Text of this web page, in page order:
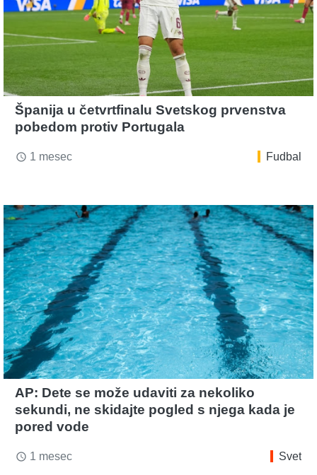
Španija u četvrtfinalu Svetskog prvenstva
pobedom protiv Portugala
access_time 1 mesec Fudbal
AP: Dete se može udaviti za nekoliko
sekundi, ne skidajte pogled s njega kada je
pored vode
access_time 1 mesec Svet